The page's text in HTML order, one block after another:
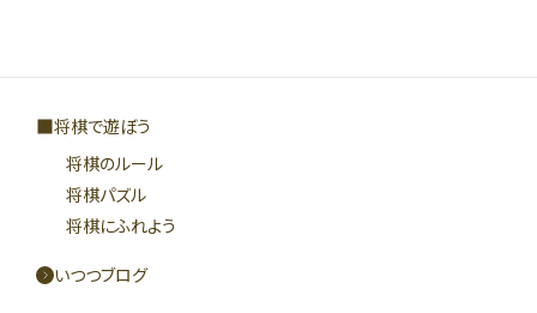
将棋で遊ぼう
将棋のルール
将棋パズル
将棋にふれよう
いつつブログ